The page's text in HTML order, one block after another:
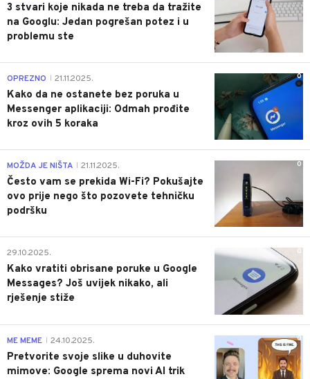
3 stvari koje nikada ne treba da tražite
na Googlu: Jedan pogrešan potez i u
problemu ste
0
OPREZNO 21.11.2025.
Kako da ne ostanete bez poruka u
Messenger aplikaciji: Odmah prođite
kroz ovih 5 koraka
0
MOŽDA JE NIŠTA 21.11.2025.
Često vam se prekida Wi-Fi? Pokušajte
ovo prije nego što pozovete tehničku
podršku
0
29.10.2025.
Kako vratiti obrisane poruke u Google
Messages? Još uvijek nikako, ali
rješenje stiže
0
ME MEME 24.10.2025.
Pretvorite svoje slike u duhovite
mimove: Google sprema novi AI trik